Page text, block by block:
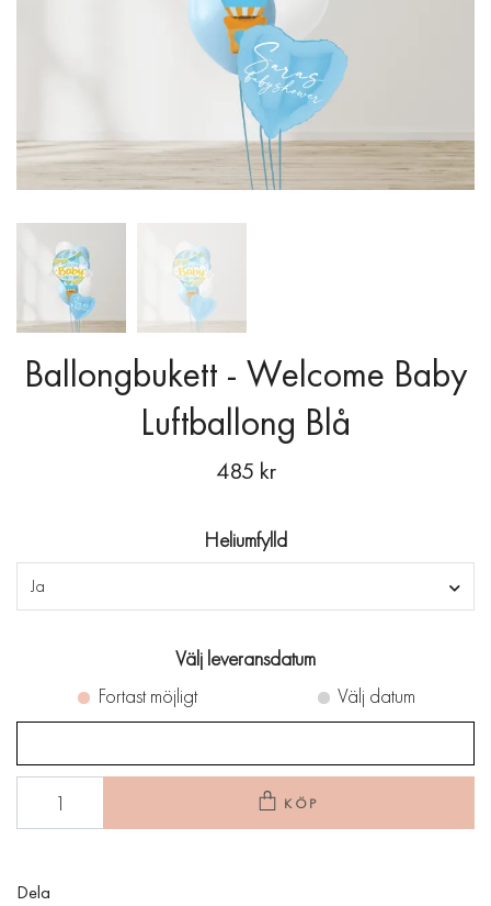
Ballongbukett - Welcome Baby
Luftballong Blå
485 kr
Heliumfylld
Ja
Välj leveransdatum
Fortast möjligt
Välj datum
KÖP
Dela